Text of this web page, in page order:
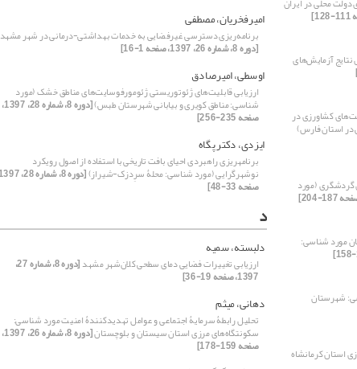
امیرفخریان، مصطفی
برنامه‌ریزی دسترسی غیرفضایی به خدمات بهداشتی-درمانی در شهر مشهد
[دوره 8، شماره 26، 1397، صفحه 1-16]
اوسطی، امیرصادق
ارزیابی قابلیت‌های ژئوتوریستی ژئومورفوسایت‌های مناطق خشک (مورد
شناسی: مناطق کویری و بیابانی شهرستان طبس) [دوره 8، شماره 28، 1397،
صفحه 235-256]
ایزدی، دکتر پگاه
برنامهریزی راهبردی احیای بافت تاریخی با استفاده از اصول رویکرد
نوشهرگرایی (مورد شناسی: محلۀ سرِدزک-شیراز)
صفحه 33-48]
آزمایش‌های
کشاورزی در
استان فارس)
گردشگری (مورد
مورد شناسی:
شهرستان
استان کرمانشاه
د
دلبسته، سمیه
ارزیابی تغییرات فضایی دمای سطحی کلان‌شهر مشهد [دوره 8، شماره 27،
1397، صفحه 19-36]
دهانی، میثم
تحلیل رابطۀ سرمایۀ اجتماعی و عوامل تهدید‌کنندۀ امنیت مورد شناسی:
سکونتگاه‌‌های مرزی استان سیستان و بلوچستان [دوره 8، شماره 26، 1397،
صفحه 159-178]